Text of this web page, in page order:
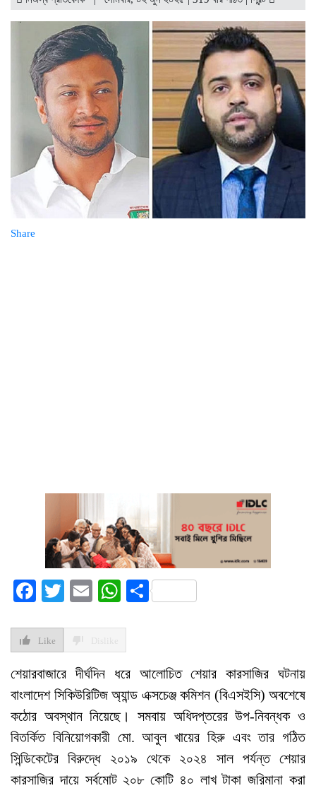
শেয়ার বিক্রির ঘোষণা কর্পোরেট
পরিচালকের
চট্টগ্রামে কারখানা বন্ধের খবরের পর
ডিএসইকে ব্যাখ্যা দিল এস আলম কোল্ড
রোল্ড স্টিল
ইউরোপে সম্প্রসারণ কৌশলে নতুন
মাইলফলক, পর্তুগালে রেনাটার প্রথম
চালান
বিক্রি ও পাওনা আদায় কমায় ন্যাশনাল
ফিড মিলসের আর্থিক সূচকে অবনতি
Share
Facebook
TwitterEmailWhatsApp
Share
Like
শেয়ারবাজারে দীর্ঘদিন ধরে আলোচিত শেয়ার কারসাজির ঘটনায়
বাংলাদেশ সিকিউরিটিজ অ্যান্ড এক্সচেঞ্জ কমিশন (বিএসইসি) অবশেষে
কঠোর অবস্থান নিয়েছে। সমবায় অধিদপ্তরের উপ-নিবন্ধক ও
বিতর্কিত বিনিয়োগকারী মো. আবুল খায়ের হিরু এবং তার গঠিত
সিন্ডিকেটের বিরুদ্ধে ২০১৯ থেকে ২০২৪ সাল পর্যন্ত শেয়ার
কারসাজির দায়ে সর্বমোট ২০৮ কোটি ৪০ লাখ টাকা জরিমানা করা